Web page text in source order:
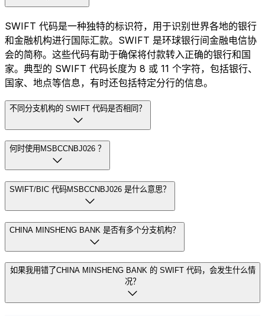
SWIFT 代码是一种独特的标识符，用于识别世界各地的银行
和金融机构进行国际汇款。SWIFT 是环球银行间金融电信协
会的简称。这些代码有助于确保将付款转入正确的银行和国
家。典型的 SWIFT 代码长度为 8 或 11 个字符，包括银行、
国家、地点等信息，有时还包括特定分行的信息。
不同分支机构的 SWIFT 代码是否相同？
何时使用MSBCCNBJ026 ？
SWIFT/BIC 代码MSBCCNBJ026 是什么意思？
CHINA MINSHENG BANK 是否有多个分支机构？
如果我用错了CHINA MINSHENG BANK 的 SWIFT 代码，会发生什么情
况？